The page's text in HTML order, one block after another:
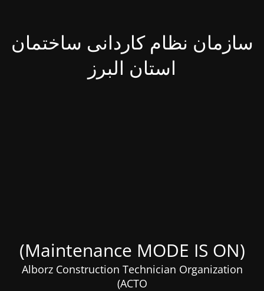
سازمان نظام کاردانی ساختمان
استان البرز
(Maintenance MODE IS ON)
Alborz Construction Technician Organization
(ACTO